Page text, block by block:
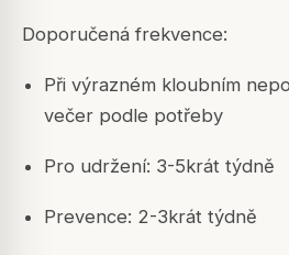
Doporučená frekvence:
Při výrazném kloubním
večer podle potřeby
Pro udržení: 3-5krát týdně
Prevence: 2-3krát týdně